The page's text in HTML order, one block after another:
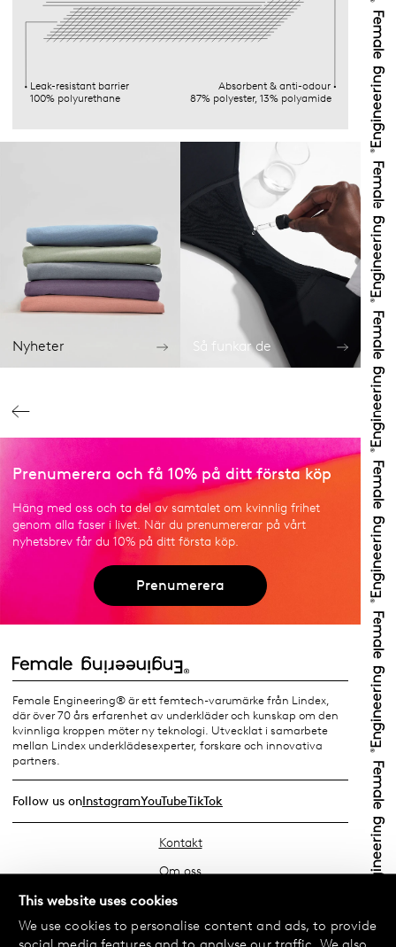
This website uses cookies
We use cookies to personalise content and ads, to provide
Leak-resistant barrier
100% polyurethane
Absorbent & anti-odour
87% polyester, 13% polyamide
Nyheter Så funkar de
Prenumerera och få 10% på ditt första köp
Häng med oss och ta del av samtalet om kvinnlig frihet
genom alla faser i livet. När du prenumererar på vårt
nyhetsbrev får du 10% på ditt första köp.
Prenumerera
Female Engineering® är ett femtech-varumärke från Lindex,
där över 70 års erfarenhet av underkläder och kunskap om den
kvinnliga kroppen möter ny teknologi. Utvecklat i samarbete
mellan Lindex underklädesexperter, forskare och innovativa
partners.
Follow us onInstagramYouTubeTikTok
Kontakt
Om oss
Hitta din butik
FAQ